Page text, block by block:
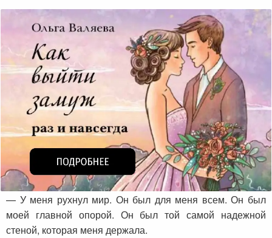
— У меня рухнул мир. Он был для меня всем. Он был
моей главной опорой. Он был той самой надежной
стеной, которая меня держала.